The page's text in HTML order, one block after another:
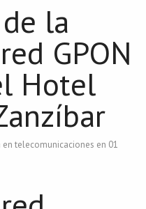
la
GPON
Hotel
telecomunicaciones en 01